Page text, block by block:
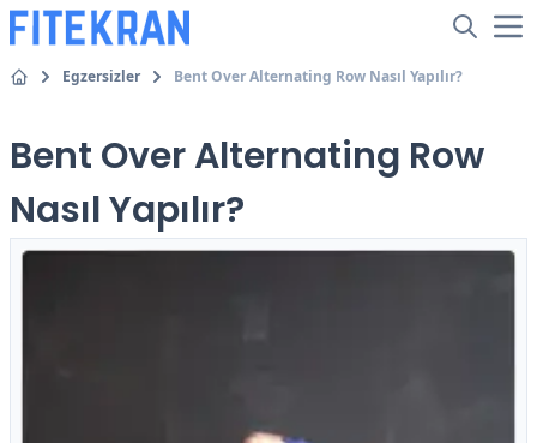
Egzersizler Bent Over Alternating Row Nasıl Yapılır?
Bent Over Alternating Row
Nasıl Yapılır?